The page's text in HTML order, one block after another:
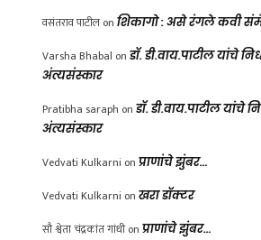
वसंतराव पाटील on शिकागो : असे रंगले कवी
Varsha Bhabal on डॉ. डी.वाय.पाटील यांचे
अंत्यसंस्कार
Pratibha saraph on डॉ. डी.वाय.पाटील यांचे
अंत्यसंस्कार
Vedvati Kulkarni on प्राणांचे झुंबर…
Vedvati Kulkarni on खरा डॉक्टर
सौ श्वेता चंद्रकांत गांधी on प्राणांचे झुंबर…